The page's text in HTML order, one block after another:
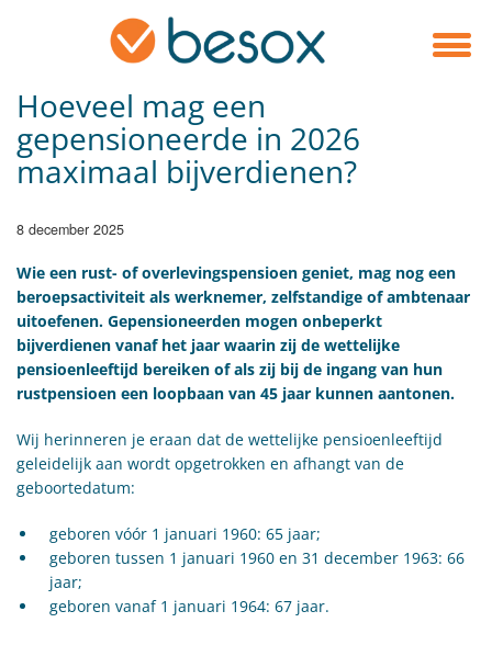
Hoeveel mag een
gepensioneerde in 2026
maximaal bijverdienen?
8 december 2025
Wie een rust- of overlevingspensioen geniet, mag nog een
beroepsactiviteit als werknemer, zelfstandige of ambtenaar
uitoefenen. Gepensioneerden mogen onbeperkt
bijverdienen vanaf het jaar waarin zij de wettelijke
pensioenleeftijd bereiken of als zij bij de ingang van hun
rustpensioen een loopbaan van 45 jaar kunnen aantonen.
Wij herinneren je eraan dat de wettelijke pensioenleeftijd
geleidelijk aan wordt opgetrokken en afhangt van de
geboortedatum:
geboren vóór 1 januari 1960: 65 jaar;
geboren tussen 1 januari 1960 en 31 december 1963: 66
jaar;
geboren vanaf 1 januari 1964: 67 jaar.